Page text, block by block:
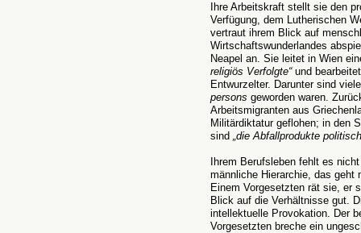
Ihre Arbeitskraft stellt sie den
Verfügung, dem Lutherischen
vertraut ihrem Blick auf
Wirtschaftswunderlandes
Neapel an. Sie leitet in Wien
religiös Verfolgte“und
Entwurzelter. Darunter sind
persons geworden waren.
Arbeitsmigranten aus
Militärdiktatur geflohen; in den
sind „die Abfallprodukte
Ihrem Berufsleben fehlt es
männliche Hierarchie, das
Einem Vorgesetzten rät sie, er
Blick auf die Verhältnisse gut.
intellektuelle Provokation. Der
Vorgesetzten breche ein